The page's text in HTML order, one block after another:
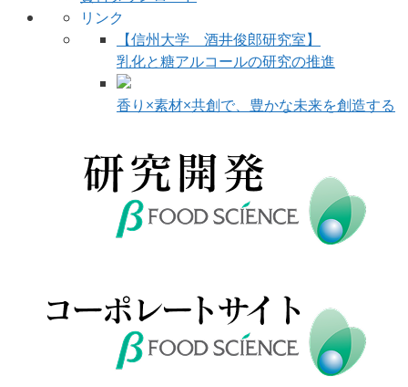
リンク
【信州大学 酒井俊郎研究室】
乳化と糖アルコールの研究の推進
香り×素材×共創で、豊かな未来を創造する